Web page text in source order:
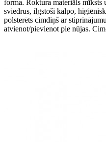
forma. Roktura materiāls mīksts
sviedrus, ilgstoši kalpo,
polsterēts cimdiņš ar
atvienot/pievienot pie nūjas.